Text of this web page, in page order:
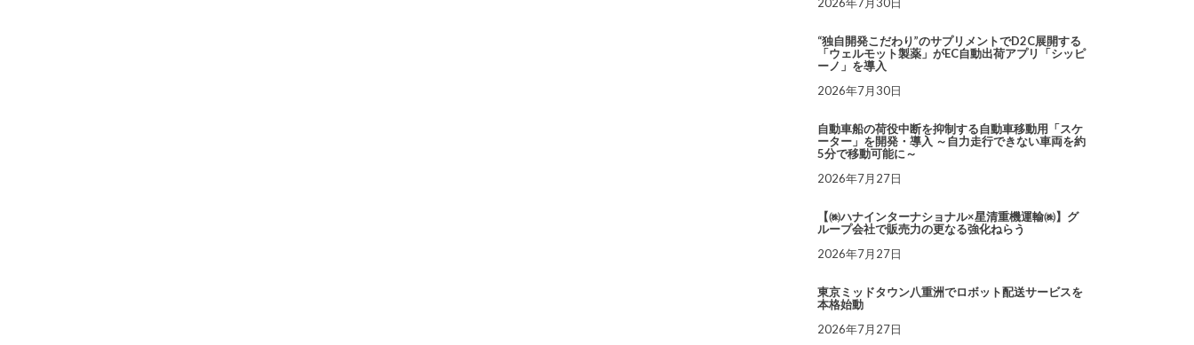
“独自開発こだわり”のサプリメントでD2C展開する
「ウェルモット製薬」がEC自動出荷アプリ「シッピ
ーノ」を導入
2026年7月30日
自動車船の荷役中断を抑制する自動車移動用「スケ
ーター」を開発・導入 ～自力走行できない車両を約
5分で移動可能に～
2026年7月27日
【㈱ハナインターナショナル×星清重機運輸㈱】グ
ループ会社で販売力の更なる強化ねらう
2026年7月27日
東京ミッドタウン八重洲でロボット配送サービスを
本格始動
2026年7月27日